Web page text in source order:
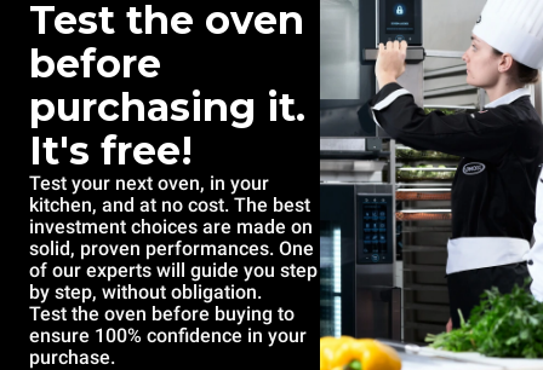
Test the oven
before
purchasing it.
It's free!
Test your next oven, in your
kitchen, and at no cost. The best
investment choices are made on
solid, proven performances. One
of our experts will guide you step
by step, without obligation.
Test the oven before buying to
ensure 100% confidence in your
purchase.